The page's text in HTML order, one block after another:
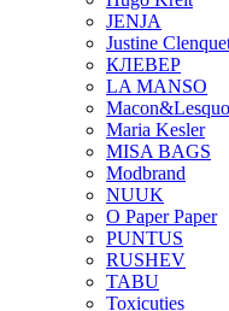
JENJA
Justine
КЛЕВЕР
LA MANSO
Maria Kesler
MISA BAGS
Modbrand
NUUK
O Paper Paper
PUNTUS
RUSHEV
TABU
Toxicuties